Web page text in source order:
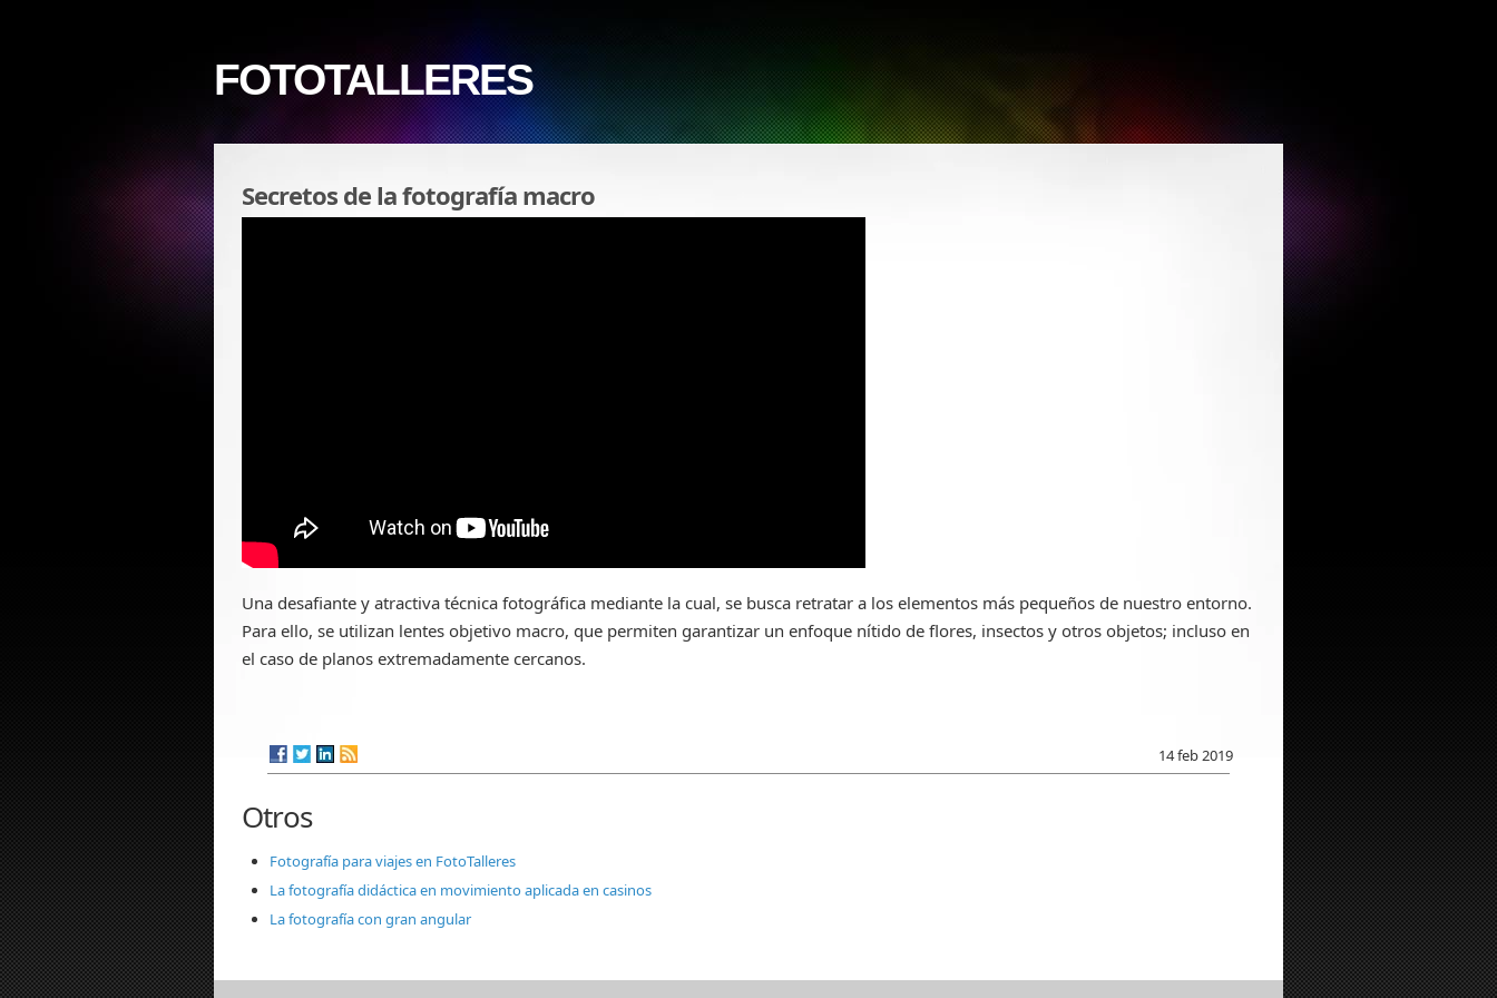
FOTOTALLERES
Secretos de la fotografía macro
Una desafiante y atractiva técnica fotográfica mediante la cual, se busca retratar a los elementos más pequeños de nuestro entorno.
Para ello, se utilizan lentes objetivo macro, que permiten garantizar un enfoque nítido de flores, insectos y otros objetos; incluso en
el caso de planos extremadamente cercanos.
14 feb 2019
Otros
Fotografía para viajes en FotoTalleres
La fotografía didáctica en movimiento aplicada en casinos
La fotografía con gran angular